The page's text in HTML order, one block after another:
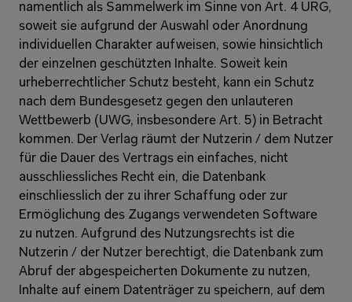
namentlich als Sammelwerk im Sinne von Art. 4 URG,
soweit sie aufgrund der Auswahl oder Anordnung
individuellen Charakter aufweisen, sowie hinsichtlich
der einzelnen geschützten Inhalte. Soweit kein
urheberrechtlicher Schutz besteht, kann ein Schutz
nach dem Bundesgesetz gegen den unlauteren
Wettbewerb (UWG, insbesondere Art. 5) in Betracht
kommen. Der Verlag räumt der Nutzerin / dem Nutzer
für die Dauer des Vertrags ein einfaches, nicht
ausschliessliches Recht ein, die Datenbank
einschliesslich der zu ihrer Schaffung oder zur
Ermöglichung des Zugangs verwendeten Software
zu nutzen. Aufgrund des Nutzungsrechts ist die
Nutzerin / der Nutzer berechtigt, die Datenbank zum
Abruf der abgespeicherten Dokumente zu nutzen,
Inhalte auf einem Datenträger zu speichern, auf dem